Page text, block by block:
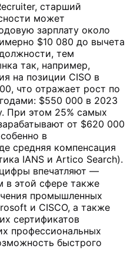
старший
может
зарплату около
$10 080 до вычета
тем
так, например,
на позиции CISO в
что отражает рост по
$550 000 в 2023
При этом 25% самых
от $620 000
в
средняя компенсация
IANS и Artico Search).
впечатляют —
этой сфере также
промышленных
и CISCO, а также
сертификатов
профессиональных
быстрого